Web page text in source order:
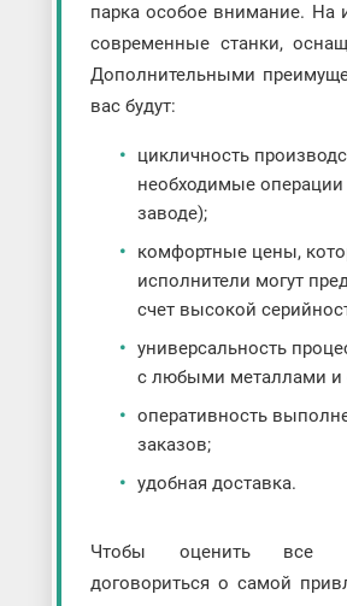
парка особое внимание. На
современные станки,
Дополнительными
вас будут:
цикличность
необходимые
заводе);
комфортные цены,
исполнители могут
счет высокой
универсальность
с любыми металлами и
оперативность
заказов;
удобная доставка.
Чтобы оценить
договориться о самой